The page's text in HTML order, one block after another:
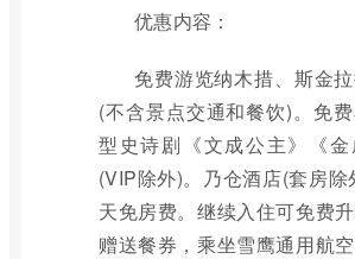
优惠内容：
免费游览纳木措、斯金
(不含景点交通和餐饮)。免
型史诗剧《文成公主》《金
(VIP除外)。乃仓酒店(套房除
天免房费。继续入住可免费升
赠送餐券，乘坐雪鹰通用航